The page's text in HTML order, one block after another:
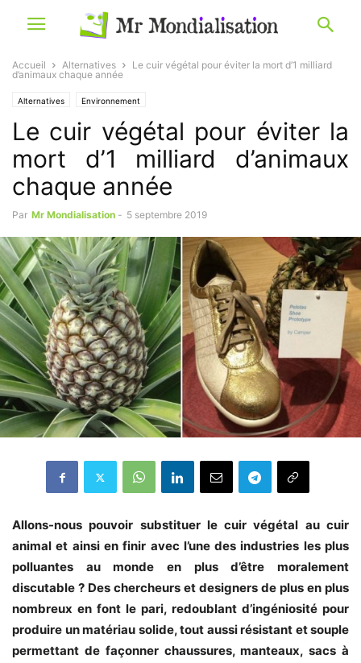
Accueil Alternatives
Le cuir végétal pour éviter la mort d’1 milliard
d’animaux chaque année
Alternatives Environnement
Le cuir végétal pour éviter la
mort d’1 milliard d’animaux
chaque année
Par Mr Mondialisation - 5 septembre 2019
Allons-nous pouvoir substituer le cuir végétal au cuir
animal et ainsi en finir avec l’une des industries les plus
polluantes au monde en plus d’être moralement
discutable ? Des chercheurs et designers de plus en plus
nombreux en font le pari, redoublant d’ingéniosité pour
produire un matériau solide, tout aussi résistant et souple
permettant de façonner chaussures, manteaux, sacs à